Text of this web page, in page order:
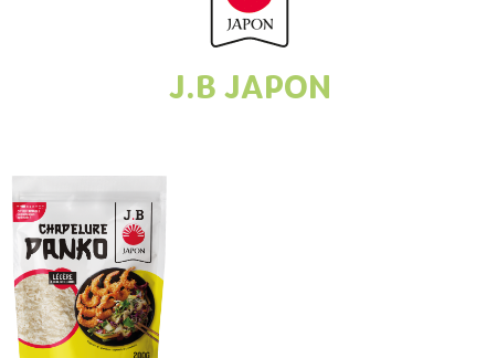
J.B JAPON